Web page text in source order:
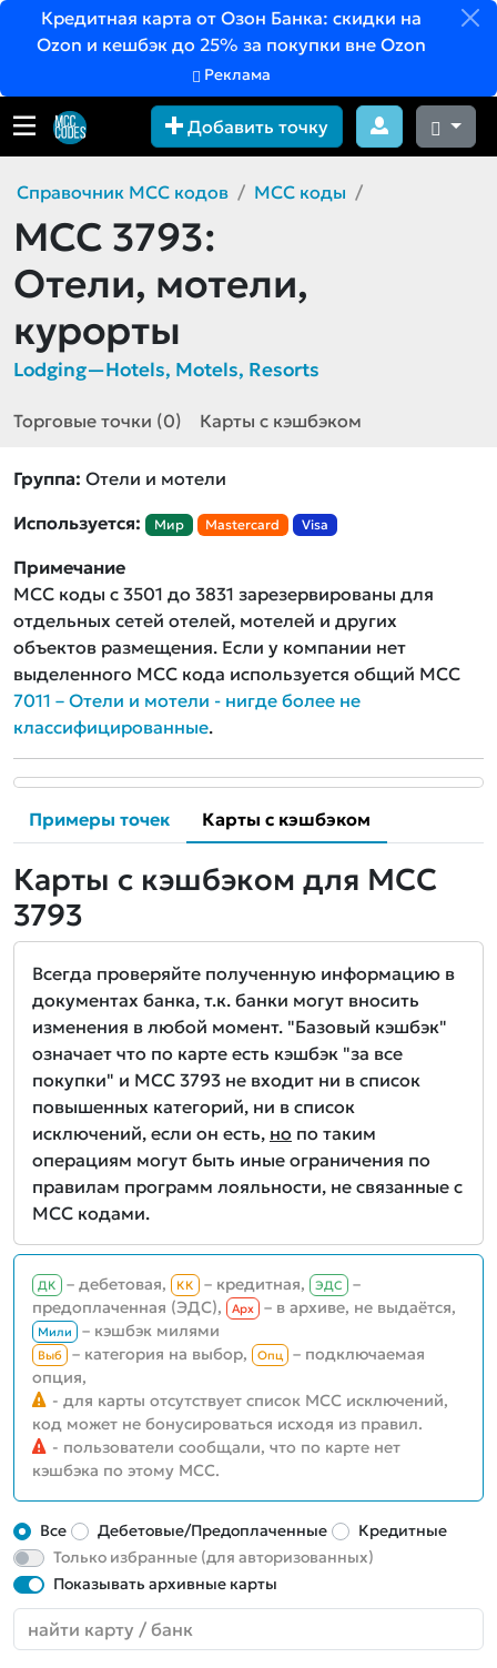
Кредитная карта от Озон Банка: скидки на
Ozon и кешбэк до 25% за покупки вне Ozon
Реклама
Добавить точку
Справочник MCC кодов MCC коды
MCC 3793:
Отели, мотели,
курорты
Lodging—Hotels, Motels, Resorts
Торговые точки (0) Карты с кэшбэком
Группа: Отели и мотели
Используется:
Мир Mastercard Visa
Примечание
MCC коды с 3501 до 3831 зарезервированы для
отдельных сетей отелей, мотелей и других
объектов размещения. Если у компании нет
выделенного MCC кода используется общий MCC
7011 – Отели и мотели - нигде более не
классифицированные.
Примеры точек Карты с кэшбэком
Карты с кэшбэком для MCC
3793
Всегда проверяйте полученную информацию в
документах банка, т.к. банки могут вносить
изменения в любой момент. "Базовый кэшбэк"
означает что по карте есть кэшбэк "за все
покупки" и MCC 3793 не входит ни в список
повышенных категорий, ни в список
исключений, если он есть, но по таким
операциям могут быть иные ограничения по
правилам программ лояльности, не связанные с
MCC кодами.
ДК – дебетовая, КК – кредитная, ЭДС
–
предоплаченная (ЭДС),
Aрх – в архиве, не выдаётся,
Мили – кэшбэк милями
Выб – категория на выбор, Опц
– подключаемая
опция,
- для карты отсутствует список MCC исключений,
код может не бонусироваться исходя из правил.
- пользователи сообщали, что по карте нет
кэшбэка по этому MCC.
Все Дебетовые/Предоплаченные
Кредитные
Только избранные (для авторизованных)
Показывать архивные карты